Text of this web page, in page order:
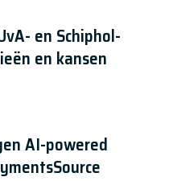
en Schiphol-
en kansen
AI-powered